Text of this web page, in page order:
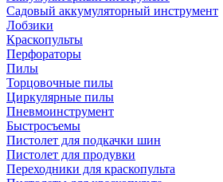
Садовый аккумуляторный инструмент
Лобзики
Краскопульты
Перфораторы
Пилы
Торцовочные пилы
Циркулярные пилы
Пневмоинструмент
Быстросъемы
Пистолет для подкачки шин
Пистолет для продувки
Переходники для краскопульта